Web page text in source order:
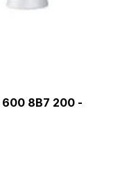
600 8B7 200 -